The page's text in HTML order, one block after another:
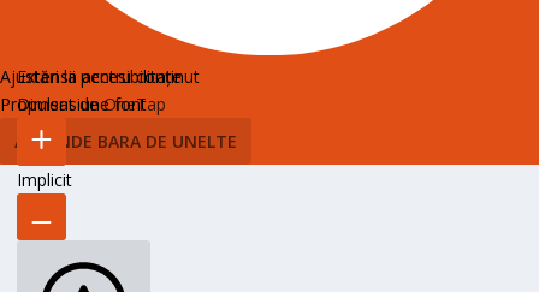
Ajustări la accesibilitate
Propulsat deOneTap
ASCUNDE BARA DE UNELTE
Extensii pentru conținut
Dimensiune font
Implicit